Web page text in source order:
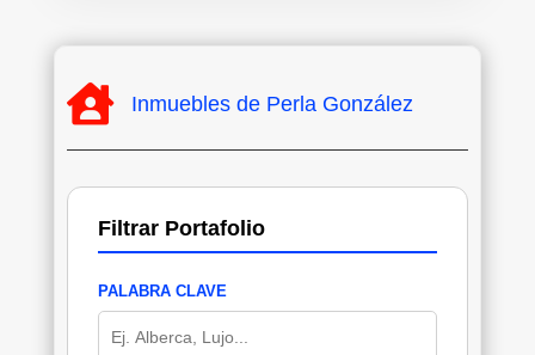
 Inmuebles de Perla González
Filtrar Portafolio
PALABRA CLAVE